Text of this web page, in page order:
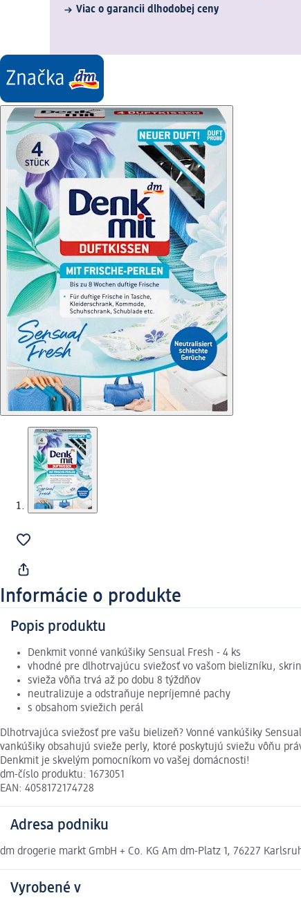
Viac o garancii dlhodobej ceny
Informácie o produkte
Popis produktu
Denkmit vonné vankúšiky Sensual Fresh - 4 ks
vhodné pre dlhotrvajúcu sviežosť vo vašom bielizníku,
svieža vôňa trvá až po dobu 8 týždňov
neutralizuje a odstraňuje nepríjemné pachy
s obsahom sviežich perál
Dlhotrvajúca sviežosť pre vašu bielizeň? Vonné vankúšiky
vankúšiky obsahujú svieže perly, ktoré poskytujú sviežu vôňu
Denkmit je skvelým pomocníkom vo vašej domácnosti!
dm-číslo produktu: 1673051
EAN: 4058172174728
Adresa podniku
dm drogerie markt GmbH + Co. KG Am dm-Platz 1, 76227
Vyrobené v